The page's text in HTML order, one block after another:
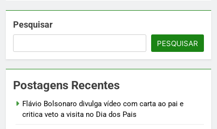
Pesquisar
PESQUISAR
Postagens Recentes
Flávio Bolsonaro divulga vídeo com carta ao pai e
critica veto a visita no Dia dos Pais